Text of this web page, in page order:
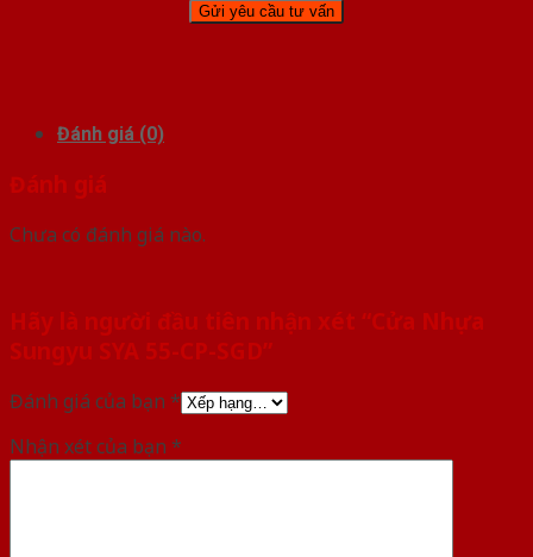
Đánh giá (0)
Đánh giá
Chưa có đánh giá nào.
Hãy là người đầu tiên nhận xét “Cửa Nhựa
Sungyu SYA 55-CP-SGD”
Đánh giá của bạn *
Nhận xét của bạn *